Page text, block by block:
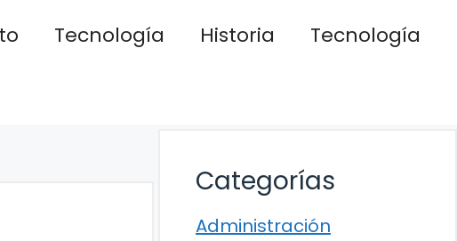
Tecnología Historia
Tecnología
Categorías
Administración